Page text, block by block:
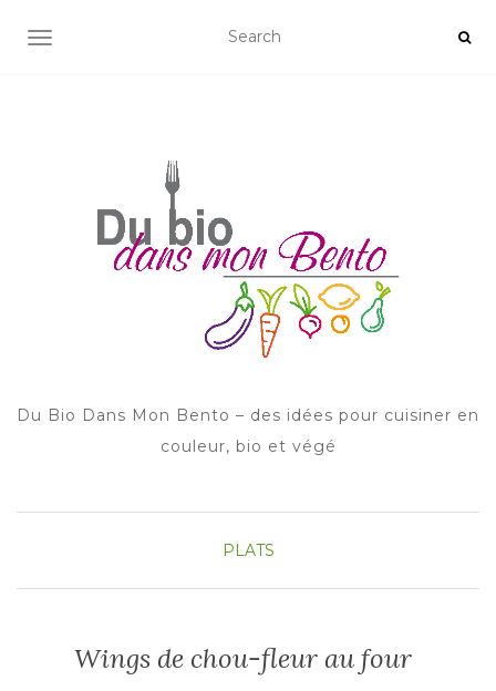
AFFICHER/MASQUER LA NAVIGATION
Du Bio Dans Mon Bento – des idées pour cuisiner en
couleur, bio et végé
PLATS
Wings de chou-fleur au four